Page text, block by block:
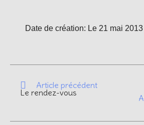
Date de création: Le 21 mai 2013
Article précédent
Le rendez-vous